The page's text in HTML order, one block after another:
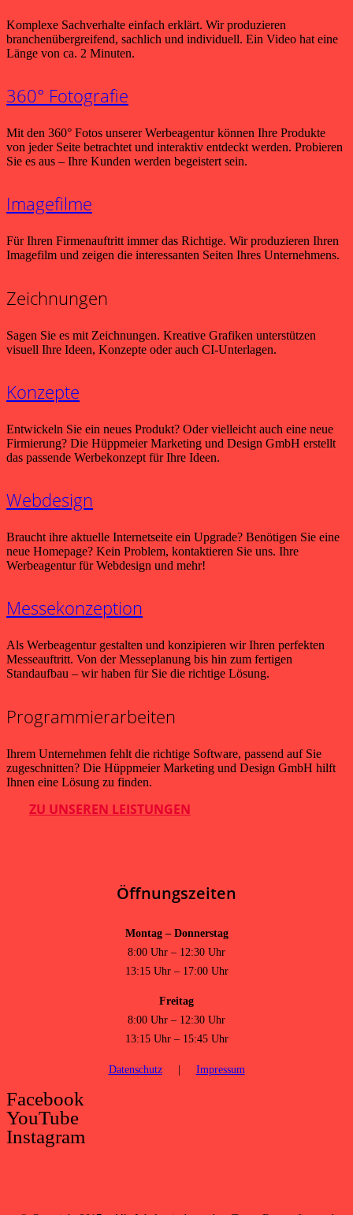
Komplexe Sachverhalte einfach erklärt. Wir produzieren
branchenübergreifend, sachlich und individuell. Ein Video hat eine
Länge von ca. 2 Minuten.
360° Fotografie
Mit den 360° Fotos unserer Werbeagentur können Ihre Produkte
von jeder Seite betrachtet und interaktiv entdeckt werden. Probieren
Sie es aus – Ihre Kunden werden begeistert sein.
Imagefilme
Für Ihren Firmenauftritt immer das Richtige. Wir produzieren Ihren
Imagefilm und zeigen die interessanten Seiten Ihres Unternehmens.
Zeichnungen
Sagen Sie es mit Zeichnungen. Kreative Grafiken unterstützen
visuell Ihre Ideen, Konzepte oder auch CI-Unterlagen.
Konzepte
Entwickeln Sie ein neues Produkt? Oder vielleicht auch eine neue
Firmierung? Die Hüppmeier Marketing und Design GmbH erstellt
das passende Werbekonzept für Ihre Ideen.
Webdesign
Braucht ihre aktuelle Internetseite ein Upgrade? Benötigen Sie eine
neue Homepage? Kein Problem, kontaktieren Sie uns. Ihre
Werbeagentur für Webdesign und mehr!
Messekonzeption
Als Werbeagentur gestalten und konzipieren wir Ihren perfekten
Messeauftritt. Von der Messeplanung bis hin zum fertigen
Standaufbau – wir haben für Sie die richtige Lösung.
Programmierarbeiten
Ihrem Unternehmen fehlt die richtige Software, passend auf Sie
zugeschnitten? Die Hüppmeier Marketing und Design GmbH hilft
Ihnen eine Lösung zu finden.
ZU UNSEREN LEISTUNGEN
Öffnungszeiten
Montag – Donnerstag
8:00 Uhr – 12:30 Uhr
13:15 Uhr – 17:00 Uhr
Freitag
8:00 Uhr – 12:30 Uhr
13:15 Uhr – 15:45 Uhr
Datenschutz| Impressum
Facebook
YouTube
Instagram